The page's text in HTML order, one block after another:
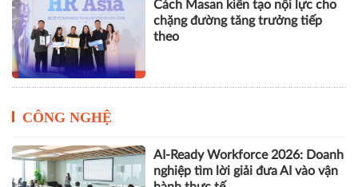
GPBank mở rộng hệ sinh thái tài
chính, đồng hành cùng nhịp phát
triển số của Thủ đô